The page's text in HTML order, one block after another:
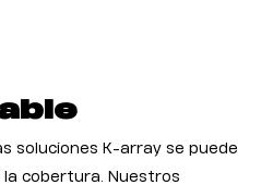
soluciones K-array se puede
cobertura. Nuestros